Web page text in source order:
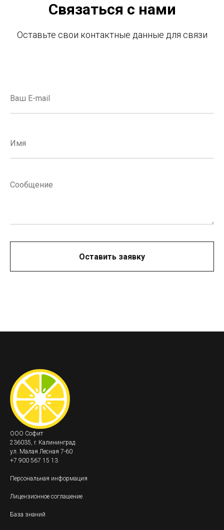
Связаться с нами
Оставьте свои контактные данные для связи
Оставить заявку
ООО Софит
236035, r. Калининград
ул. Малая Лесная 7-60
+7 900 567 15 13
Персональная информация
Лицензионное соглашение
База знаний